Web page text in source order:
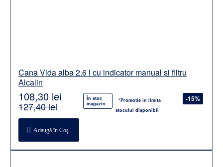
Cana Vida alba 2.6 l cu indicator manual si filtru
Alcalin
În stoc
magazin
*Promotie in limita
stocului disponibil
-15%
108,30 lei
127,40 lei
Adaugă în Coş